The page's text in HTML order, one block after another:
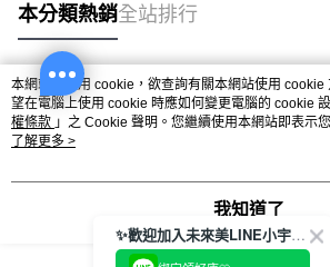
本分類熱銷全站排行
熱門標籤
本網站中使用 cookie，欲查詢有關本網站使用 cookie
望在電腦上使用 cookie 時應如何變更電腦的 cookie
權條款 」之 Cookie 聲明。您繼續使用本網站即表示
用條款之 Cookie 聲明使用 cookie。
了解更多 >
我知道了
✨歡迎加入未來美LINE小宇宙💫